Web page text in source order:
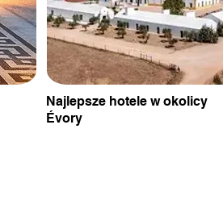
Najlepsze hotele w okolicy
Évory